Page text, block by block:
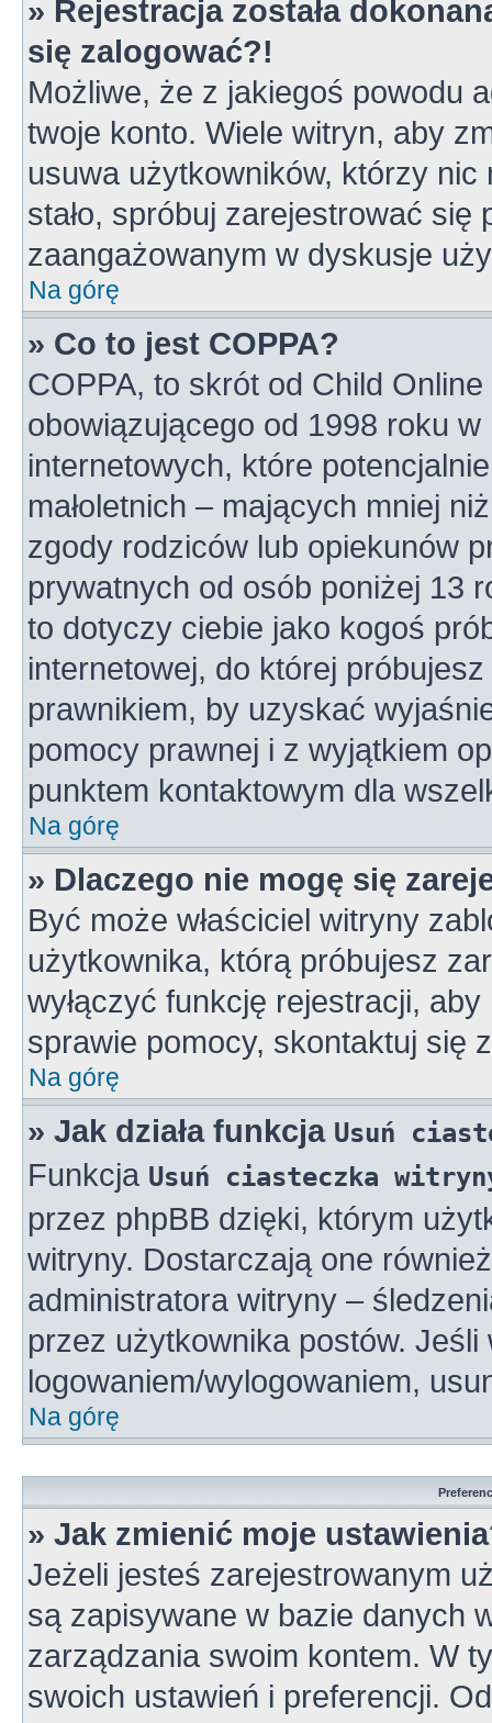
» Rejestracja została
się zalogować?!
Możliwe, że z jakiegoś powodu
twoje konto. Wiele witryn, aby
usuwa użytkowników, którzy
stało, spróbuj zarejestrować
zaangażowanym w dyskusje
Na górę
» Co to jest COPPA?
COPPA, to skrót od Child
obowiązującego od 1998 roku w
internetowych, które
małoletnich – mających mniej
zgody rodziców lub opiekunów
prywatnych od osób poniżej 13
to dotyczy ciebie jako kogoś
internetowej, do której
prawnikiem, by uzyskać
pomocy prawnej i z wyjątkiem
punktem kontaktowym dla
Na górę
» Dlaczego nie mogę się
Być może właściciel witryny
użytkownika, którą próbujesz
wyłączyć funkcję rejestracji,
sprawie pomocy, skontaktuj się
Na górę
» Jak działa funkcja Usuń
Funkcja Usuń ciasteczka
przez phpBB dzięki, którym
witryny. Dostarczają one
administratora witryny –
przez użytkownika postów.
logowaniem/wylogowaniem,
Na górę
» Jak zmienić moje
Jeżeli jesteś zarejestrowanym
są zapisywane w bazie danych
zarządzania swoim kontem. W
swoich ustawień i preferencji.